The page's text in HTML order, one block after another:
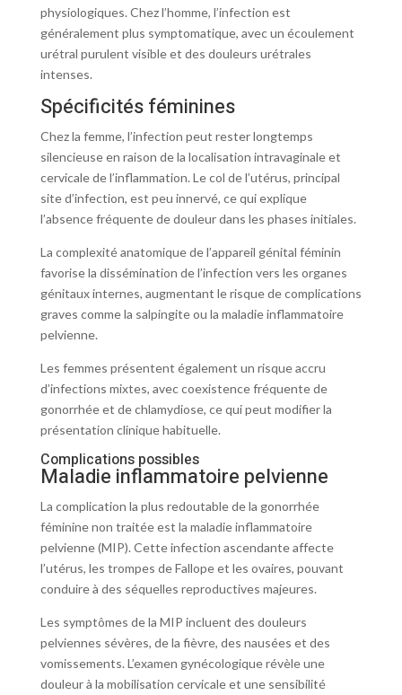
physiologiques. Chez l’homme, l’infection est
généralement plus symptomatique, avec un écoulement
urétral purulent visible et des douleurs urétrales
intenses.
Spécificités féminines
Chez la femme, l’infection peut rester longtemps
silencieuse en raison de la localisation intravaginale et
cervicale de l’inflammation. Le col de l’utérus, principal
site d’infection, est peu innervé, ce qui explique
l’absence fréquente de douleur dans les phases initiales.
La complexité anatomique de l’appareil génital féminin
favorise la dissémination de l’infection vers les organes
génitaux internes, augmentant le risque de complications
graves comme la salpingite ou la maladie inflammatoire
pelvienne.
Les femmes présentent également un risque accru
d’infections mixtes, avec coexistence fréquente de
gonorrhée et de chlamydiose, ce qui peut modifier la
présentation clinique habituelle.
Complications possibles
Maladie inflammatoire pelvienne
La complication la plus redoutable de la gonorrhée
féminine non traitée est la maladie inflammatoire
pelvienne (MIP). Cette infection ascendante affecte
l’utérus, les trompes de Fallope et les ovaires, pouvant
conduire à des séquelles reproductives majeures.
Les symptômes de la MIP incluent des douleurs
pelviennes sévères, de la fièvre, des nausées et des
vomissements. L’examen gynécologique révèle une
douleur à la mobilisation cervicale et une sensibilité